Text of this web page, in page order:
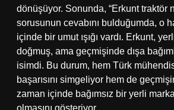
dönüşüyor. Sonunda, “Erkunt traktör
sorusunun cevabını bulduğumda, o
içinde bir umut ışığı vardı. Erkunt,
doğmuş, ama geçmişinde dışa
isimdi. Bu durum, hem Türk
başarısını simgeliyor hem de
zaman içinde bağımsız bir yerli
olmasını gösteriyor.